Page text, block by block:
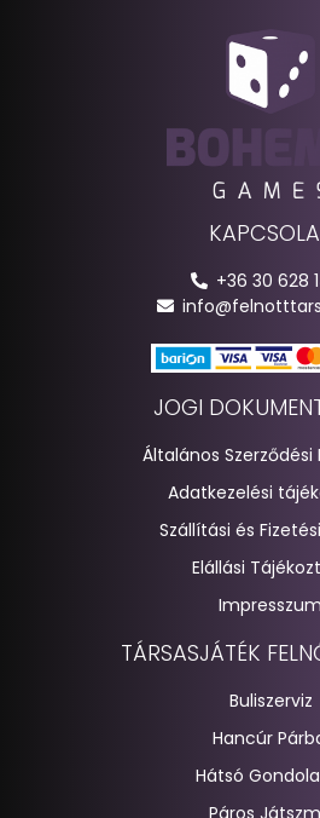
+36 30 628
JOGI
Általános Szerződési
Adatkezelési
Szállítási és
Elállási
Impresszum
TÁRSASJÁTÉK
Buliszerviz
Hancúr
Hátsó
Páros